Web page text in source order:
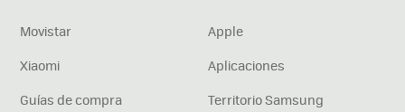
Movistar
Apple
Xiaomi
Aplicaciones
Guías de compra
Territorio Samsung